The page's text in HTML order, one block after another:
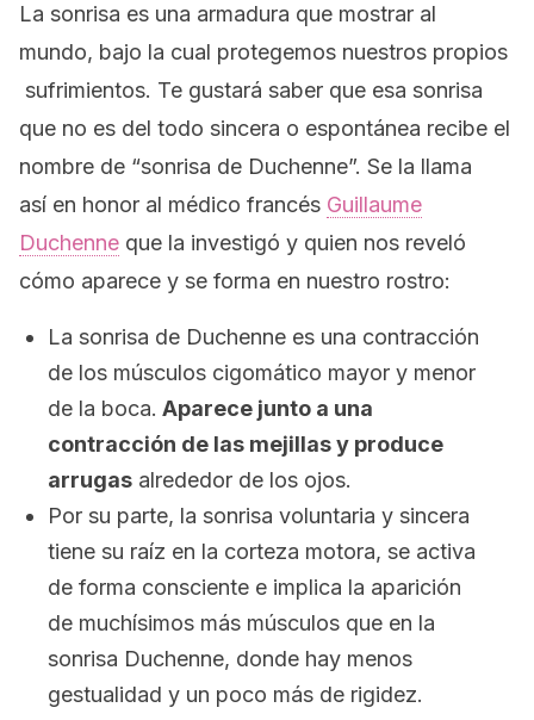
La sonrisa es una armadura que mostrar al
mundo, bajo la cual protegemos nuestros propios
sufrimientos. Te gustará saber que esa sonrisa
que no es del todo sincera o espontánea recibe el
nombre de “sonrisa de Duchenne”. Se la llama
así en honor al médico francés Guillaume
Duchenne que la investigó y quien nos reveló
cómo aparece y se forma en nuestro rostro:
La sonrisa de Duchenne es una contracción
de los músculos cigomático mayor y menor
de la boca. Aparece junto a una
contracción de las mejillas y produce
arrugas alrededor de los ojos.
Por su parte, la sonrisa voluntaria y sincera
tiene su raíz en la corteza motora, se activa
de forma consciente e implica la aparición
de muchísimos más músculos que en la
sonrisa Duchenne, donde hay menos
gestualidad y un poco más de rigidez.